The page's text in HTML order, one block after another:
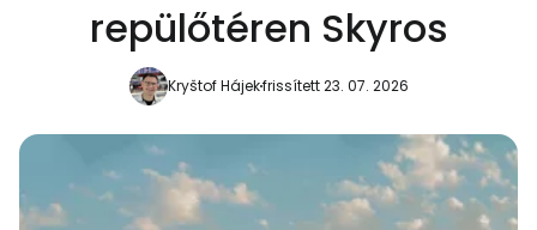
repülőtéren Skyros
Kryštof Hájekfrissített 23. 07. 2026
Folytatás a Google-lal
Folytatás a Facebookkal